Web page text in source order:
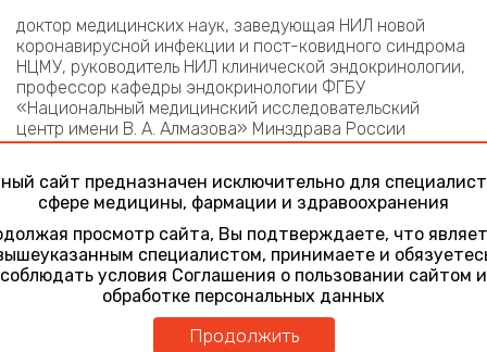
доктор медицинских наук, заведующая НИЛ новой
коронавирусной инфекции и пост-ковидного синдрома
НЦМУ, руководитель НИЛ клинической эндокринологии,
профессор кафедры эндокринологии ФГБУ
«Национальный медицинский исследовательский
центр имени В. А. Алмазова» Минздрава России
Участие в конференциях
Достижения эндокринологии 21 века
5 декабря 2024
Роль дефицита витамина Д в нарушениях углеводного
обмена
сайт предназначен исключительно для
сфере медицины, фармации и здравоохранения
просмотр сайта, Вы подтверждаете, что
специалистом, принимаете и
соблюдать условия Соглашения о пользовании сайтом и
обработке персональных данных
Продолжить